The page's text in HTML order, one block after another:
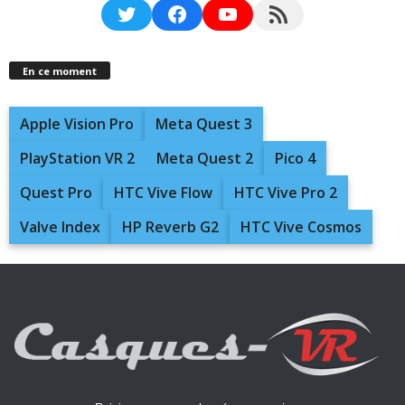
TwitterFacebookYouTubeRSS Feed
En ce moment
Apple Vision Pro
Meta Quest 3
PlayStation VR 2
Meta Quest 2
Pico 4
Quest Pro
HTC Vive Flow
HTC Vive Pro 2
Valve Index
HP Reverb G2 HTC Vive Cosmos